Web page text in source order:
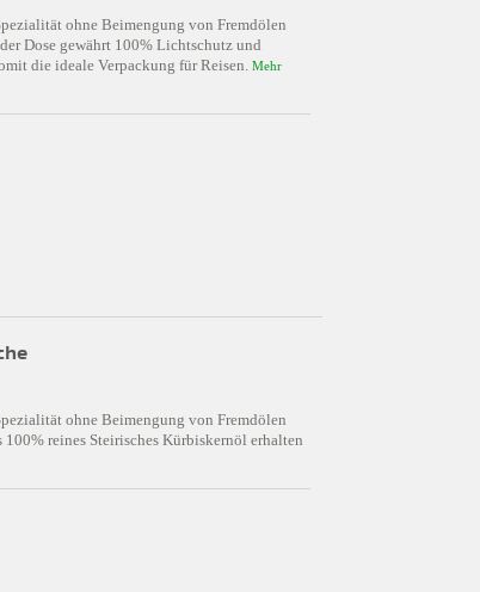
ohne Beimengung von Fremdölen
Dose gewährt 100% Lichtschutz und
die ideale Verpackung für Reisen. Mehr
ohne Beimengung von Fremdölen
reines Steirisches Kürbiskernöl erhalten